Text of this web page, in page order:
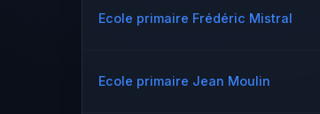
Ecole primaire Frédéric Mistral
Ecole primaire Jean Moulin